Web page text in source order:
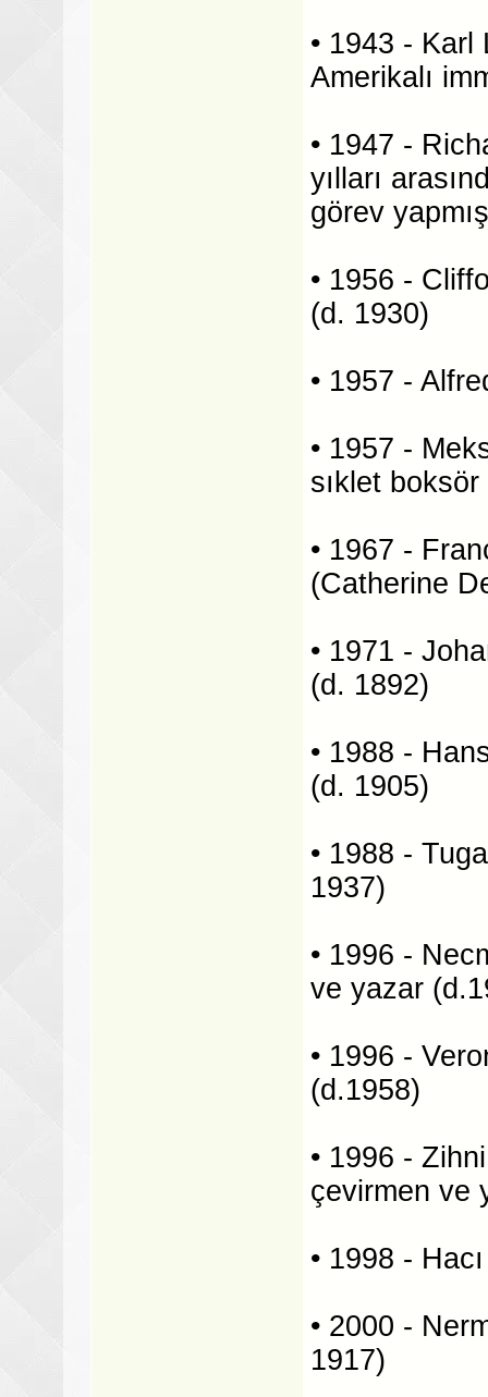
• 1943 -
Amerikalı
• 1947 -
yılları
görev
• 1956 -
(d. 1930)
• 1957 -
• 1957 -
sıklet
• 1967 -
(Catherine
• 1971 -
(d. 1892)
• 1988 -
(d. 1905)
• 1988 -
1937)
• 1996 -
ve yazar
• 1996 -
(d.1958)
• 1996 -
çevirmen ve
• 1998 -
• 2000 -
1917)